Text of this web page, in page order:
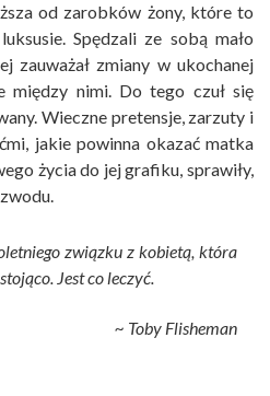
od zarobków żony, które to
Spędzali ze sobą mało
zauważał zmiany w ukochanej
między nimi. Do tego czuł się
Wieczne pretensje, zarzuty i
jakie powinna okazać matka
życia do jej grafiku, sprawiły,
związku z kobietą, która
Jest co leczyć.
~ Toby Flisheman